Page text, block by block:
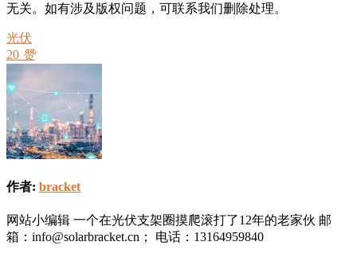
无关。如有涉及版权问题，可联系我们删除处理。
光伏
20 赞
作者: bracket
网站小编辑 一个在光伏支架圈摸爬滚打了12年的老家伙 邮
箱：info@solarbracket.cn； 电话：13164959840